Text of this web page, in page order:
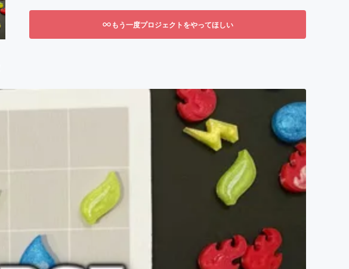
もう一度プロジェクトをやってほしい